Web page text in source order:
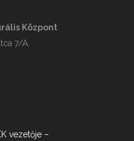
Központ
7/A.
vezetője –